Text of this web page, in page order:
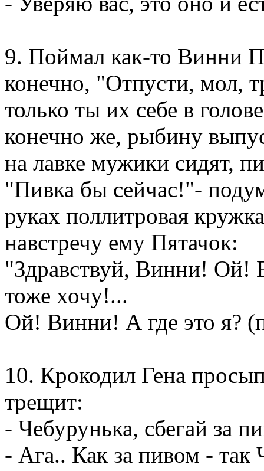
9. Поймал как-то Винни
конечно, "Отпусти, мол,
только ты их себе в
конечно же, рыбину
на лавке мужики сидят,
"Пивка бы сейчас!"-
руках поллитровая
навстречу ему Пятачок:
"Здравствуй, Винни! Ой!
тоже хочу!...
Ой! Винни! А где это я?
10. Крокодил Гена
трещит:
- Чебурунька, сбегай за
- Ага.. Как за пивом - так